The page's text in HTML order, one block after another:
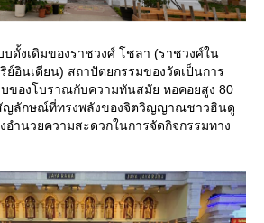
ดั้งเดิมของราชวงศ์ โชลา (ราชวงศ์ใน
ย์อินเดียน) สถาปัตยกรรมของวัดเป็นการ
ของโบราณกับความทันสมัย หอคอยสูง 80
ญลักษณ์ที่ทรงพลังของจิตวิญญาณชาวฮินดู
อำนวยความสะดวกในการจัดกิจกรรมทาง